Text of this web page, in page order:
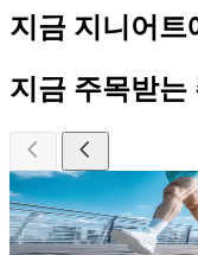
지금 지니어트
지금 주목받는